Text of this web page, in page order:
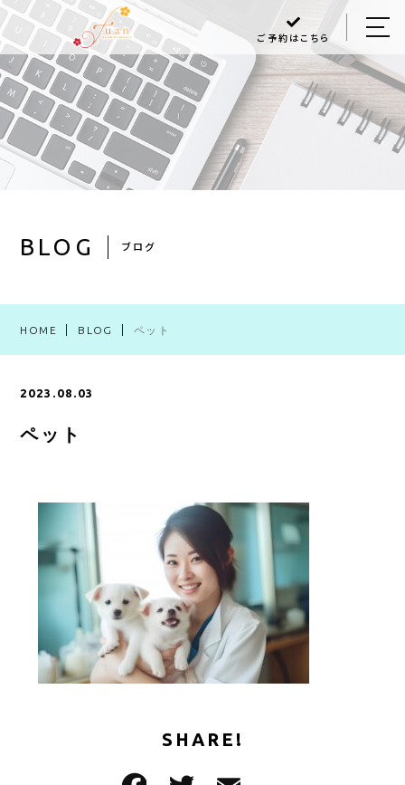
ご予約はこちら
BLOG ブログ
HOME BLOG ペット
2023.08.03
ペット
SHARE!
HOME
ABOUT US
MENU
Q＆A
CONTACT